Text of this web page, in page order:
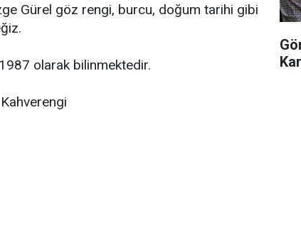
Gürel göz rengi, burcu, doğum tarihi gibi
olarak bilinmektedir.
Kahverengi